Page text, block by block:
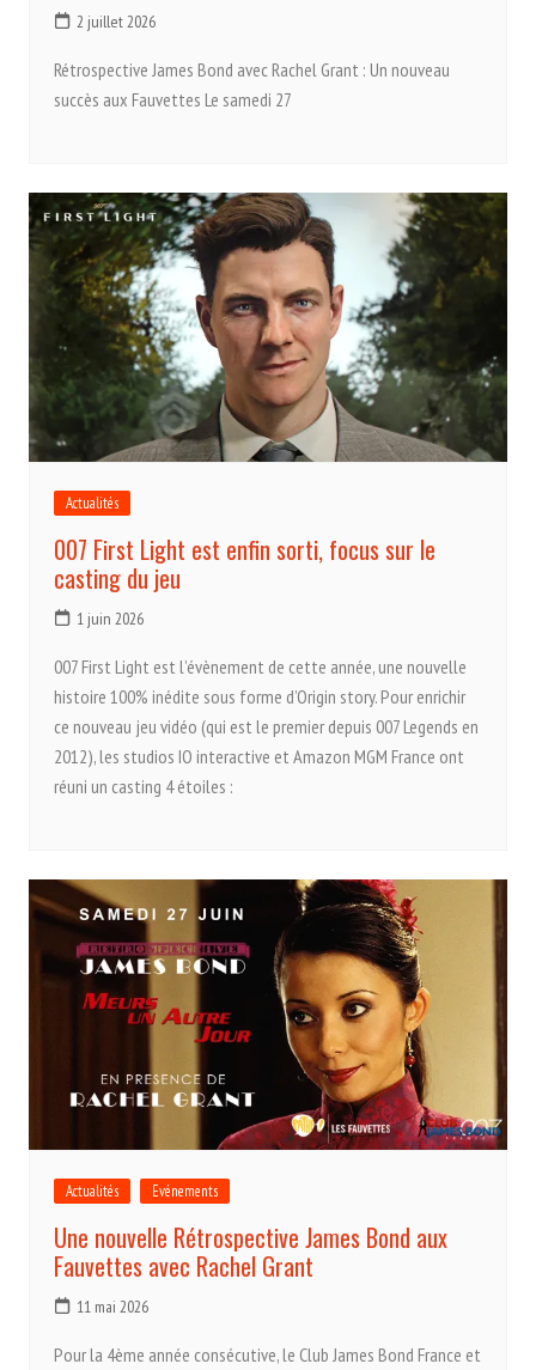
2 juillet 2026
Rétrospective James Bond avec Rachel Grant : Un nouveau
succès aux Fauvettes Le samedi 27
Actualités
007 First Light est enfin sorti, focus sur le
casting du jeu
1 juin 2026
007 First Light est l’évènement de cette année, une nouvelle
histoire 100% inédite sous forme d’Origin story. Pour enrichir
ce nouveau jeu vidéo (qui est le premier depuis 007 Legends en
2012), les studios IO interactive et Amazon MGM France ont
réuni un casting 4 étoiles :
Actualités Evénements
Une nouvelle Rétrospective James Bond aux
Fauvettes avec Rachel Grant
11 mai 2026
Pour la 4ème année consécutive, le Club James Bond France et